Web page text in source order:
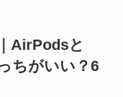
AirPodsと
ちがいい？6